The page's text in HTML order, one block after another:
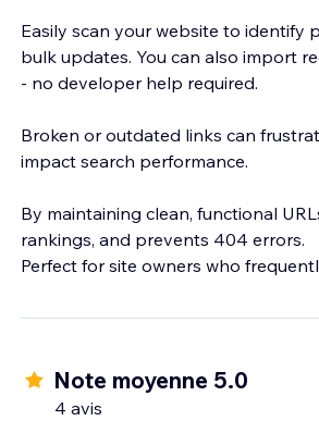
Easily scan your website to
bulk updates. You can also import
- no developer help required.
Broken or outdated links can
impact search performance.
By maintaining clean, functional
rankings, and prevents 404 errors.
Perfect for site owners who
Note moyenne 5.0
4 avis